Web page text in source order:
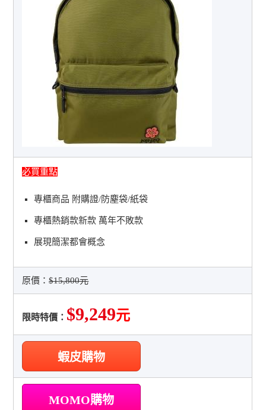
必買重點
專櫃商品 附購證/防塵袋/紙袋
專櫃熱銷款新款 萬年不敗款
展現簡潔都會概念
原價：$15,800元
限時特價： $9,249元
蝦皮購物
MOMO購物